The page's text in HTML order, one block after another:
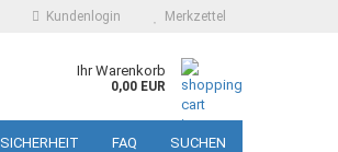
Kundenlogin Merkzettel
Ihr Warenkorb
0,00 EUR
SICHERHEIT FAQ SUCHEN